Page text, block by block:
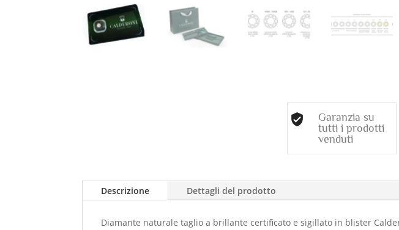
Garanzia su
tutti i prodotti
venduti
Descrizione Dettagli del prodotto
Diamante naturale taglio a brillante certificato e sigillato in blister